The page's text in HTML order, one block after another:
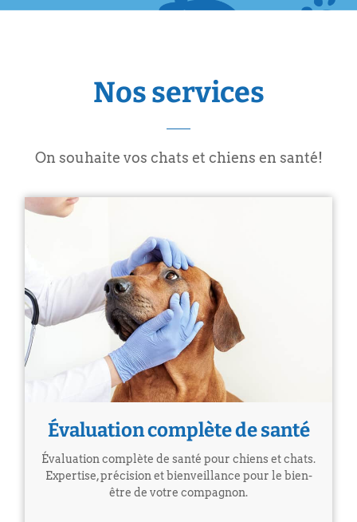
Nos services
On souhaite vos chats et chiens en santé!
Évaluation complète de santé
Évaluation complète de santé pour chiens et chats.
Expertise, précision et bienveillance pour le bien-
être de votre compagnon.